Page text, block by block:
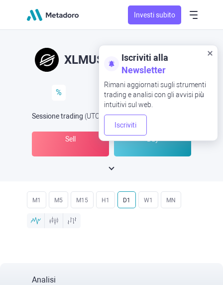
Investi subito
Iscriviti alla
Newsletter
Rimani aggiornati sugli strumenti
trading e analisi con gli avvisi più
intuitivi sul web.
Iscriviti
XLMUSD XLM/USD
%
Sessione trading (UTC ) -Aperta oraalle
Sell Buy
M1 M5 M15 H1 D1 W1 MN
Analisi